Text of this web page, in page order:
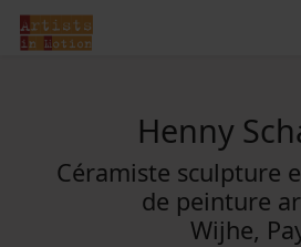
Henny
Céramiste sculpture
de peinture
Wijhe,